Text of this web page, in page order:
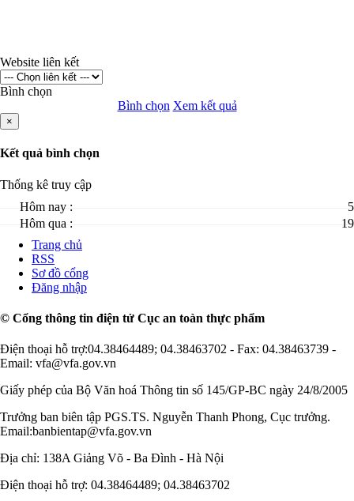
Website liên kết
Bình chọn
Bình chọn Xem kết quả
×
Kết quả bình chọn
Thống kê truy cập
Hôm nay :
5
Hôm qua :
19
Trang chủ
RSS
Sơ đồ cổng
Đăng nhập
© Cổng thông tin điện tử Cục an toàn thực phẩm
Điện thoại hỗ trợ:04.38464489; 04.38463702 - Fax: 04.38463739 -
Email: vfa@vfa.gov.vn
Giấy phép của Bộ Văn hoá Thông tin số 145/GP-BC ngày 24/8/2005
Trưởng ban biên tập PGS.TS. Nguyễn Thanh Phong, Cục trưởng.
Email:banbientap@vfa.gov.vn
Địa chỉ: 138A Giảng Võ - Ba Đình - Hà Nội
Điện thoại hỗ trợ: 04.38464489; 04.38463702